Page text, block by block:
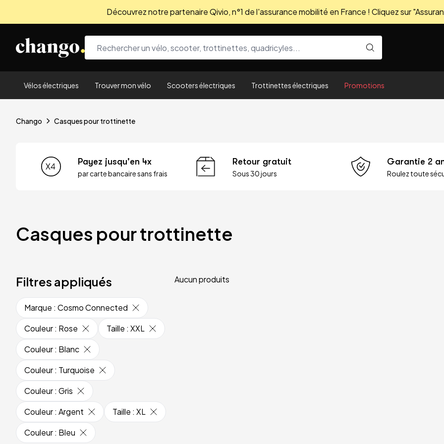
Découvrez notre partenaire Qivio, n°1 de l'assurance mobilité en France ! Cliquez sur
Vélos électriques Trouver mon vélo Scooters électriques Trottinettes électriques Promotions
Chango Casques pour trottinette
Payez jusqu'en 4x
par carte bancaire sans frais
Retour gratuit
Sous 30 jours
Garantie 2
Roulez toute
Casques pour trottinette
Filtres appliqués
Marque : Cosmo Connected
Couleur: Rose Taille : XXL
Couleur: Blanc
Couleur: Turquoise
Couleur: Gris
Couleur: Argent Taille : XL
Couleur: Bleu
Aucun produits